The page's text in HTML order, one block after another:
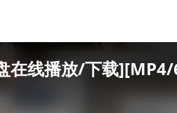
在线播放/下载